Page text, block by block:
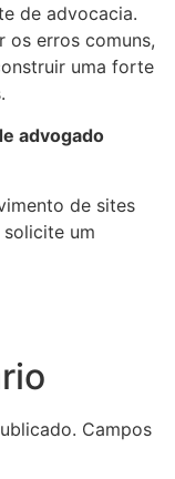
de advocacia.
os erros comuns,
uma forte
advogado
de sites
um
Campos